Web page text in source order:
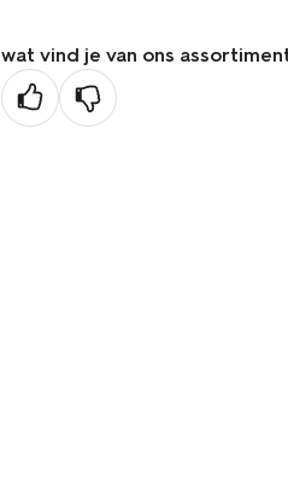
wat vind je van ons